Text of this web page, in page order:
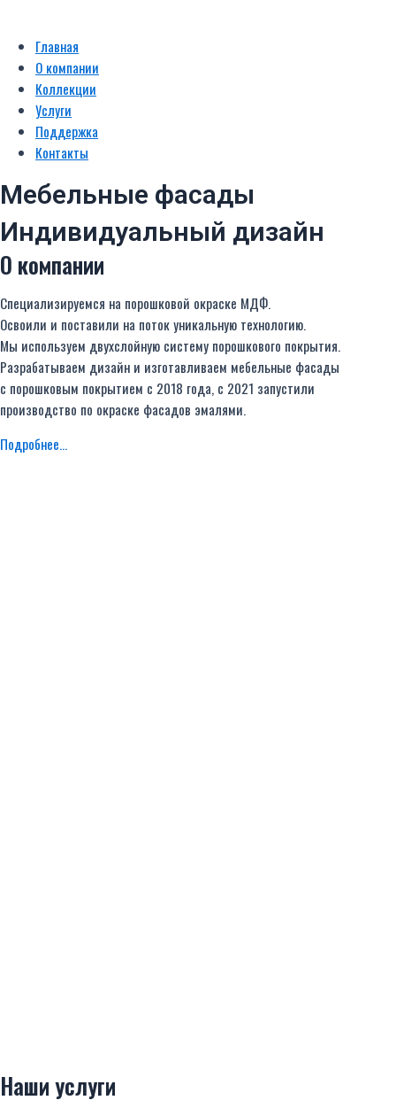
Главная
О компании
Коллекции
Услуги
Поддержка
Контакты
Мебельные фасады
Индивидуальный дизайн
О компании
Специализируемся на порошковой окраске МДФ.
Освоили и поставили на поток уникальную технологию.
Мы используем двухслойную систему порошкового покрытия.
Разрабатываем дизайн и изготавливаем мебельные фасады
с порошковым покрытием с 2018 года, с 2021 запустили
производство по окраске фасадов эмалями.
Подробнее...
Наши услуги